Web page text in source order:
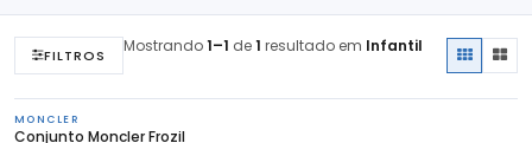
FILTROS Mostrando1–1 de1 resultado em Infantil
MONCLER
Conjunto Moncler Frozil